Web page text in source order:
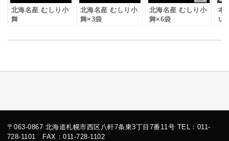
北海名産 むしり小
舞
北海名産 むしり小
舞×3袋
北海名産 むしり小
舞×6袋
本
い
〒063-0867 北海道札幌市西区八軒7条東3丁目7番11号 TEL：011-
728-1101 FAX：011-728-1102